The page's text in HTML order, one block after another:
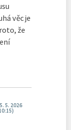
věc je
že
5. 2026